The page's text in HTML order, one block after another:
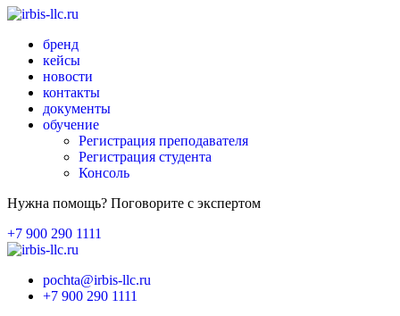
бренд
кейсы
новости
контакты
документы
обучение
Регистрация преподавателя
Регистрация студента
Консоль
Нужна помощь? Поговорите с экспертом
+7 900 290 1111
pochta@irbis-llc.ru
+7 900 290 1111